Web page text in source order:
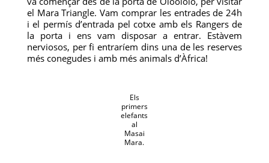
el Mara Triangle. Vam comprar les entrades de 24h
i el permís d’entrada pel cotxe amb els Rangers de
la porta i ens vam disposar a entrar. Estàvem
nerviosos, per fi entraríem dins una de les reserves
més conegudes i amb més animals d’Àfrica!
Els
primers
elefants
al
Masai
Mara.